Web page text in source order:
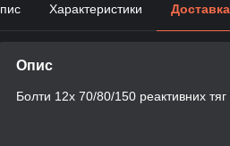
Характеристики Доставка
Опис
Болти 12х 70/80/150 реактивних